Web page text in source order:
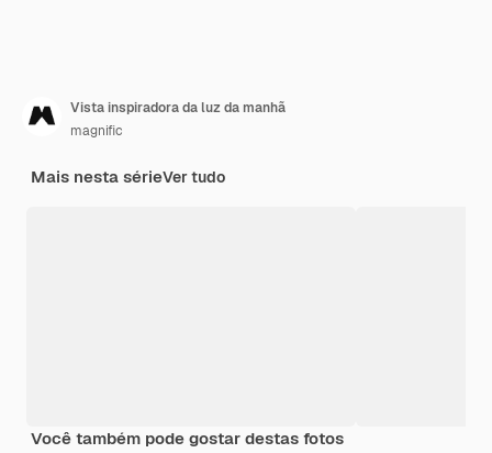
Vista inspiradora da luz da manhã
magnific
Mais nesta sérieVer tudo
Você também pode gostar destas fotos